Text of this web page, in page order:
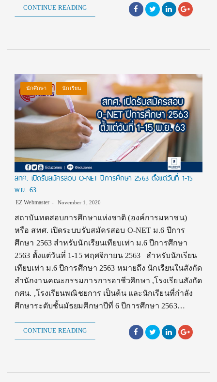
CONTINUE READING
นักศึกษา นักเรียน
สทศ. เปิดรับสมัครสอบ O-NET ปีการศึกษา 2563 ตั้งแต่วันที่ 1-15
พ.ย. 63
EZ Webmaster November 1, 2020
สถาบันทดสอบการศึกษาแห่งชาติ (องค์การมหาชน)
หรือ สทศ. เปิดระบบรับสมัครสอบ O-NET ม.6 ปีการ
ศึกษา 2563 สำหรับนักเรียนเทียบเท่า ม.6 ปีการศึกษา
2563 ตั้งแต่วันที่ 1-15 พฤศจิกายน 2563 สำหรับนักเรียน
เทียบเท่า ม.6 ปีการศึกษา 2563 หมายถึง นักเรียนในสังกัด
สำนักงานคณะกรรมการการอาชีวศึกษา ,โรงเรียนสังกัด
กศน. ,โรงเรียนพณิชยการ เป็นต้น และนักเรียนที่กำลัง
ศึกษาระดับชั้นมัธยมศึกษาปีที่ 6 ปีการศึกษา 2563…
CONTINUE READING